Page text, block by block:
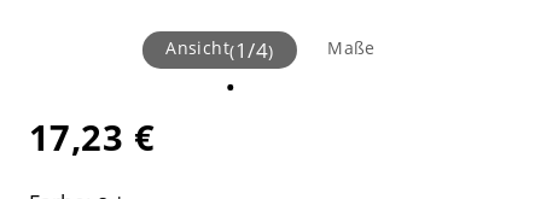
Ansicht(1/4) Maße
17,23 €